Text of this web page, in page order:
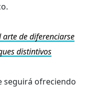
arte de diferenciarse
distintivos
seguirá ofreciendo